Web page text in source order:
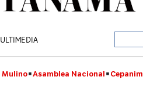
Mulino Asamblea Nacional Cepanim